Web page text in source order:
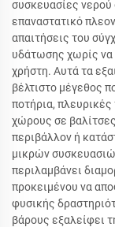
συσκευασίες
επαναστατικό
απαιτήσεις του
υδάτωσης χωρίς να
χρήστη. Αυτά τα
βέλτιστο μέγεθος
ποτήρια,
χώρους σε
περιβάλλον ή
μικρών
περιλαμβάνει
προκειμένου να
φυσικής
βάρους εξαλείφει